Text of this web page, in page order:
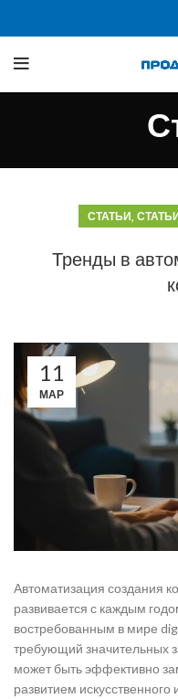
СТАТЬИ,
Тренды в
11
МАР
Автоматизация создания
развивается с каждым
востребованным в мире
требующий значительных
может быть эффективно
развитием